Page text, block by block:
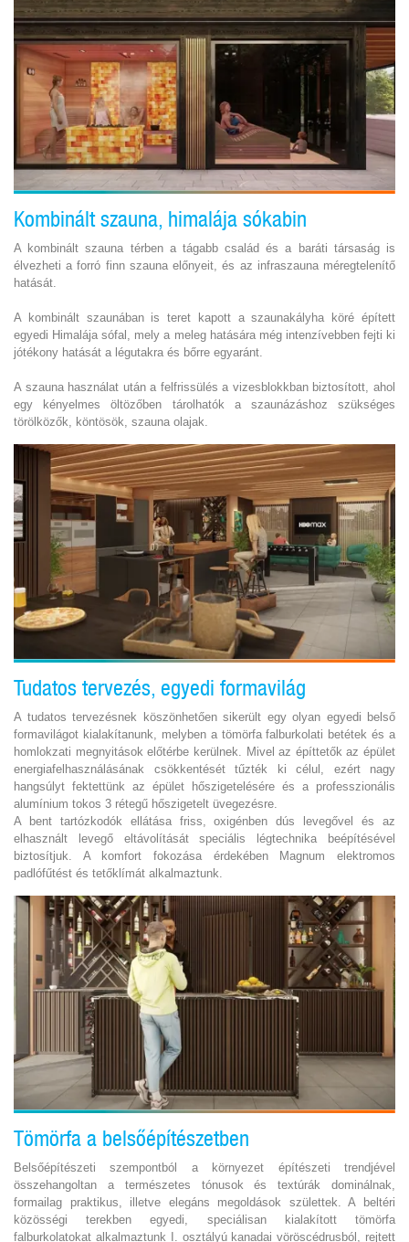
Kombinált szauna, himalája sókabin
A kombinált szauna térben a tágabb család és a baráti társaság is
élvezheti a forró finn szauna előnyeit, és az infraszauna méregtelenítő
hatását.
A kombinált szaunában is teret kapott a szaunakályha köré épített
egyedi Himalája sófal, mely a meleg hatására még intenzívebben fejti ki
jótékony hatását a légutakra és bőrre egyaránt.
A szauna használat után a felfrissülés a vizesblokkban biztosított, ahol
egy kényelmes öltözőben tárolhatók a szaunázáshoz szükséges
törölközők, köntösök, szauna olajak.
Tudatos tervezés, egyedi formavilág
A tudatos tervezésnek köszönhetően sikerült egy olyan egyedi belső
formavilágot kialakítanunk, melyben a tömörfa falburkolati betétek és a
homlokzati megnyitások előtérbe kerülnek. Mivel az építtetők az épület
energiafelhasználásának csökkentését tűzték ki célul, ezért nagy
hangsúlyt fektettünk az épület hőszigetelésére és a professzionális
alumínium tokos 3 rétegű hőszigetelt üvegezésre.
A bent tartózkodók ellátása friss, oxigénben dús levegővel és az
elhasznált levegő eltávolítását speciális légtechnika beépítésével
biztosítjuk. A komfort fokozása érdekében Magnum elektromos
padlófűtést és tetőklímát alkalmaztunk.
Tömörfa a belsőépítészetben
Belsőépítészeti szempontból a környezet építészeti trendjével
összehangoltan a természetes tónusok és textúrák dominálnak,
formailag praktikus, illetve elegáns megoldások születtek. A beltéri
közösségi terekben egyedi, speciálisan kialakított tömörfa
falburkolatokat alkalmaztunk I. osztályú kanadai vöröscédrusból, rejtett